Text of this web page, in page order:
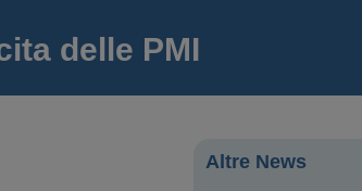
delle PMI
Altre News